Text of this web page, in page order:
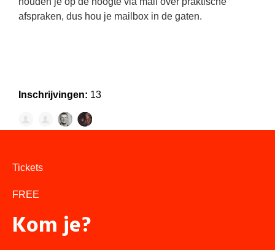
afspraken, dus hou je mailbox in de gaten.
Inschrijvingen: 13
Tickets
FREE
Kom je?